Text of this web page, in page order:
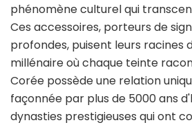
phénomène culturel qui
Ces accessoires, porteurs de
profondes, puisent leurs racines
millénaire où chaque teinte
Corée possède une relation
façonnée par plus de 5000 ans
dynasties prestigieuses qui ont